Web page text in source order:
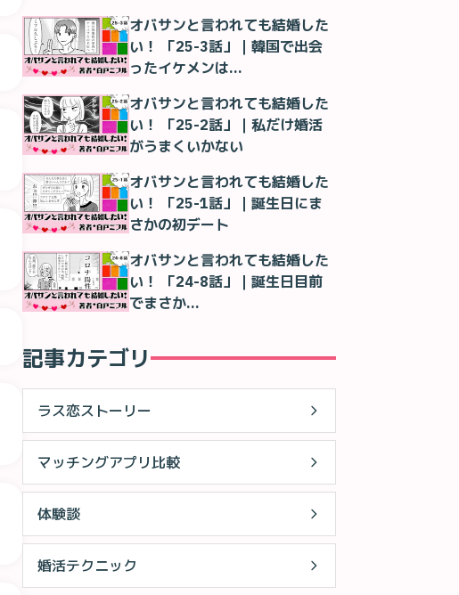
オバサンと言われても結婚した
い！ 「25-3話」｜韓国で出会
ったイケメンは…
オバサンと言われても結婚した
い！ 「25-2話」｜私だけ婚活
がうまくいかない
オバサンと言われても結婚した
い！ 「25-1話」｜誕生日にま
さかの初デート
オバサンと言われても結婚した
い！ 「24-8話」｜誕生日目前
でまさか…
記事カテゴリ
ラス恋ストーリー
マッチングアプリ比較
体験談
婚活テクニック